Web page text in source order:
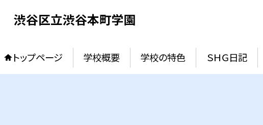
渋谷区立渋谷本町学園
トップページ 学校概要 学校の特色 ＳＨＧ日記